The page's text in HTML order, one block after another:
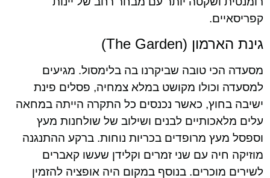
קפריסאיים.
גינת הארמון (The Garden)
מסעדה הכי טובה שביקרנו בה בלימסול. מגיעים
למסעדה וכולו מקושט במלא צמחיה, פסלים פינת
ישיבה בחוץ, כאשר נכנסים כל התקרה הייתה במחאה
עלים מלאכותיים לבנים ושילוב של שולחנות מעץ
וספסל מעץ מרופדים בכריות נוחות. ברקע ההתנגנה
מוזיקה חיה עם שני זמרים וקלידן שעשו קאברים
לשירים מוכרים. בנוסף במקום היה אופציה להזמין